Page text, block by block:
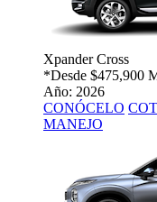
Xpander Cross
*Desde $475,900
Año: 2026
CONÓCELO
MANEJO